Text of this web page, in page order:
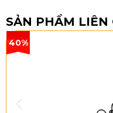
SẢN PHẨM LIÊN
40%